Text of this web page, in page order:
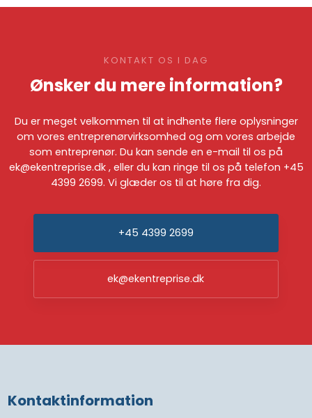
KONTAKT OS I DAG
Ønsker du mere information?
​Du er meget velkommen til at indhente flere oplysninger
om vores entreprenørvirksomhed og om vores arbejde
som entreprenør. Du kan sende en e-mail til os på
ek@ekentreprise.dk, eller du kan ringe til os på telefon +45
4399 2699. Vi glæder os til at høre fra dig.
+45 4399 2699
ek@ekentreprise.dk
Kontaktinformation